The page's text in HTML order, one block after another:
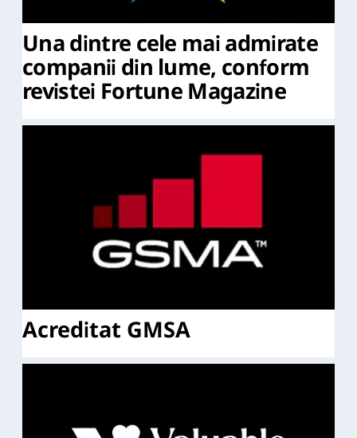
Una dintre cele mai admirate
companii din lume, conform
revistei Fortune Magazine
Acreditat GMSA